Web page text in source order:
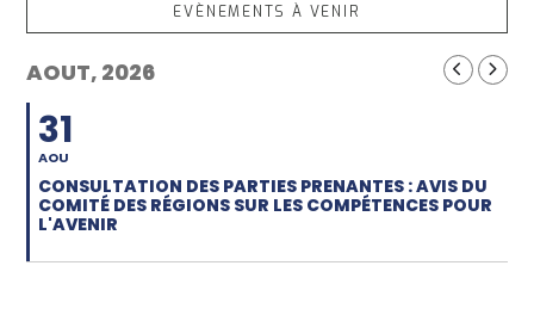
EVÈNEMENTS À VENIR
AOUT, 2026
31
AOU
CONSULTATION DES PARTIES PRENANTES : AVIS DU
COMITÉ DES RÉGIONS SUR LES COMPÉTENCES POUR
L'AVENIR